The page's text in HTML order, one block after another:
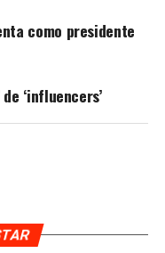
como presidente
‘influencers’